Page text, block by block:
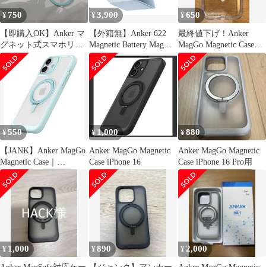
¥750
【即購入OK】Anker マ
グネット式スマホリン
グ
¥3,900
【外箱無】Anker 622
Magnetic Battery MagGo
本体
¥650
最終値下げ！Anker
MagGo Magnetic Case
iPhone15
¥ 550
【JANK】Anker MagGo
Magnetic Case｜
iPhone16
¥ 1,000
Anker MagGo Magnetic
Case iPhone 16
¥880
Anker MagGo Magnetic
Case iPhone 16 Pro用
¥ 1,000 ¥890 ¥ 2,000